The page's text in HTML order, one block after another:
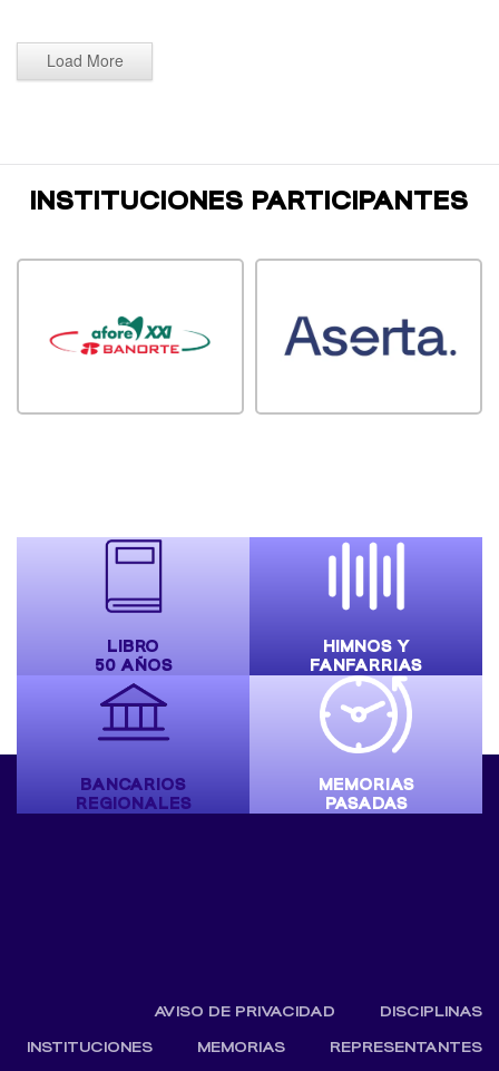
Load More
INSTITUCIONES PARTICIPANTES
LIBRO
50 AÑOS
HIMNOS Y
FANFARRIAS
BANCARIOS
REGIONALES
MEMORIAS
PASADAS
AVISO DE PRIVACIDAD
DISCIPLINAS
INSTITUCIONES
MEMORIAS REPRESENTANTES